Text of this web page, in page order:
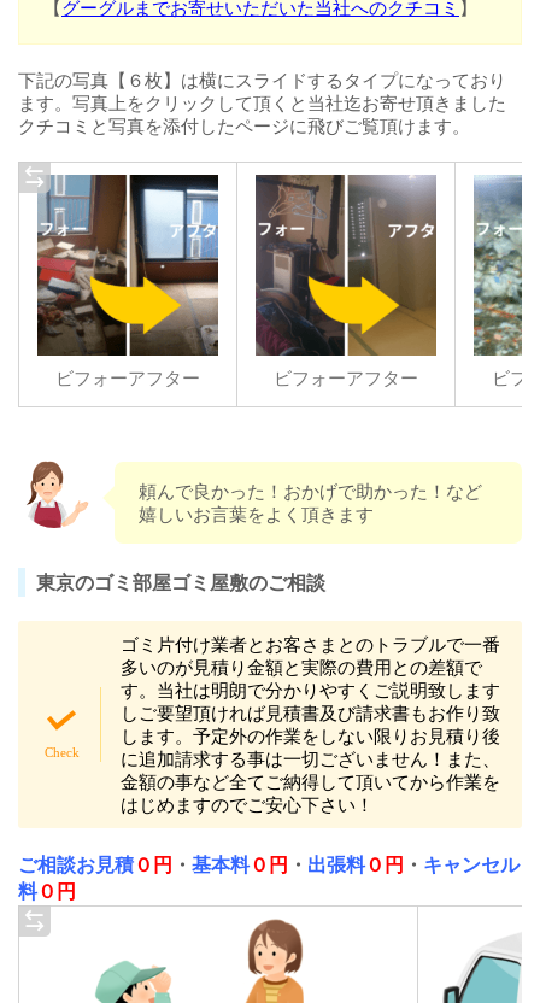
【グーグルまでお寄せいただいた当社へのクチコミ 】
下記の写真【６枚】は横にスライドするタイプになっており
ます。写真上をクリックして頂くと当社迄お寄せ頂きました
クチコミと写真を添付したページに飛びご覧頂けます。
ビフォーアフター ビフォーアフター ビフ
頼んで良かった！おかげで助かった！など
嬉しいお言葉をよく頂きます
東京のゴミ部屋ゴミ屋敷のご相談
ゴミ片付け業者とお客さまとのトラブルで一番
多いのが見積り金額と実際の費用との差額で
す。当社は明朗で分かりやすくご説明致します
しご要望頂ければ見積書及び請求書もお作り致
します。予定外の作業をしない限りお見積り後
に追加請求する事は一切ございません！また、
金額の事など全てご納得して頂いてから作業を
はじめますのでご安心下さい！
ご相談お見積０円 ・ 基本料０円 ・ 出張料０円 ・ キャンセル
料０円